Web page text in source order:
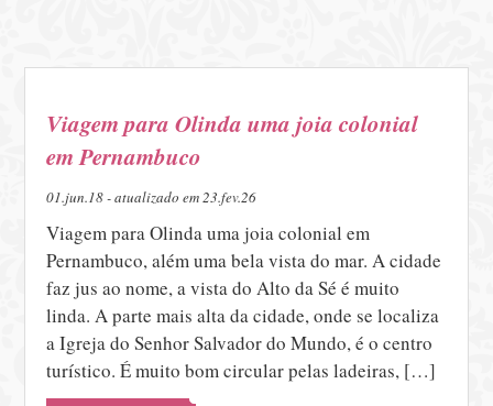
Viagem para Olinda uma joia colonial
em Pernambuco
01.jun.18 - atualizado em 23.fev.26
Viagem para Olinda uma joia colonial em
Pernambuco, além uma bela vista do mar. A cidade
faz jus ao nome, a vista do Alto da Sé é muito
linda. A parte mais alta da cidade, onde se localiza
a Igreja do Senhor Salvador do Mundo, é o centro
turístico. É muito bom circular pelas ladeiras, […]